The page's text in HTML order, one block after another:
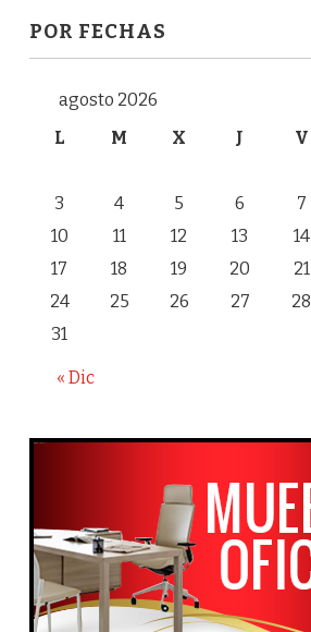
POR FECHAS
agosto 2026
L
M X J V
« Dic
3
4 5 6 7
10
11 12 13 14
17
18 19 20 21
24
25 26 27 28
31